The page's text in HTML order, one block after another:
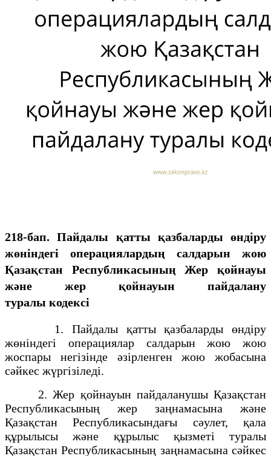
218-бап. Пайдалы қатты қазбаларды өндіру
жөніндегі операциялардың салдарын жою
Қазақстан Республикасының Жер қойнауы
және жер қойнауын пайдалану
туралы кодексі
1. Пайдалы қатты қазбаларды өндіру
жөніндегі операциялар салдарын жою жою
жоспары негізінде әзірленген жою жобасына
сәйкес жүргізіледі.
2. Жер қойнауын пайдаланушы Қазақстан
Республикасының жер заңнамасына және
Қазақстан Республикасындағы сәулет, қала
құрылысы және құрылыс қызметі туралы
Қазақстан Республикасының заңнамасына сәйкес